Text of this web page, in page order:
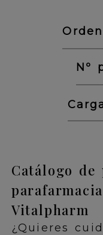
Nº
Catálogo de
Vitalpharm
¿Quieres